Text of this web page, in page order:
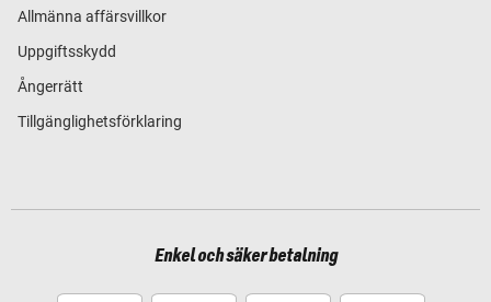
Allmänna affärsvillkor
Uppgiftsskydd
Ångerrätt
Tillgänglighetsförklaring
Enkel och säker betalning